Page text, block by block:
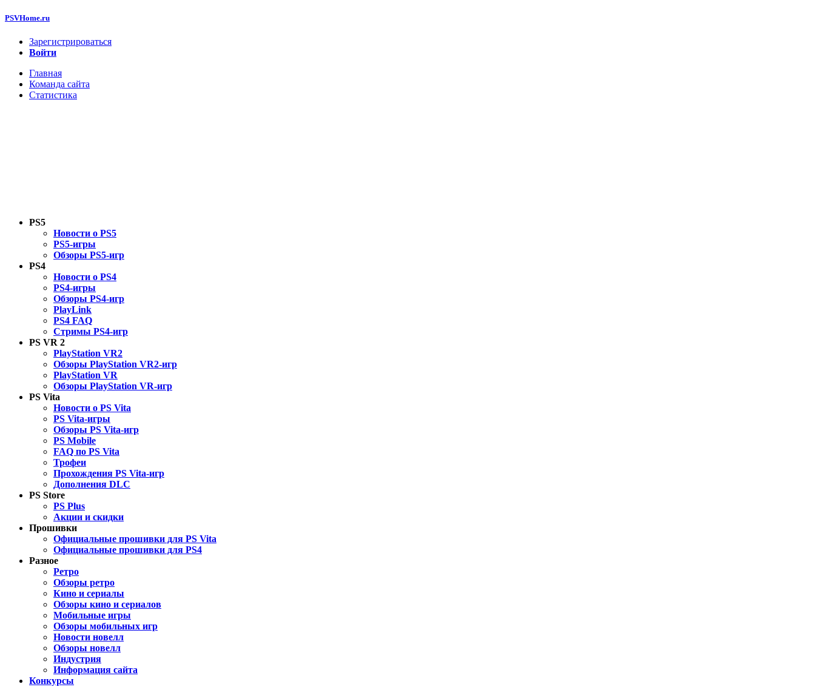
PSVHome.ru
Зарегистрироваться
Войти
Главная
Команда сайта
Статистика
PS5
Новости о PS5
PS5-игры
Обзоры PS5-игр
PS4
Новости о PS4
PS4-игры
Обзоры PS4-игр
PlayLink
PS4 FAQ
Стримы PS4-игр
PS VR 2
PlayStation VR2
Обзоры PlayStation VR2-игр
PlayStation VR
Обзоры PlayStation VR-игр
PS Vita
Новости о PS Vita
PS Vita-игры
Обзоры PS Vita-игр
PS Mobile
FAQ по PS Vita
Трофеи
Прохождения PS Vita-игр
Дополнения DLC
PS Store
PS Plus
Акции и скидки
Прошивки
Официальные прошивки для PS Vita
Официальные прошивки для PS4
Разное
Ретро
Обзоры ретро
Кино и сериалы
Обзоры кино и сериалов
Мобильные игры
Обзоры мобильных игр
Новости новелл
Обзоры новелл
Индустрия
Информация сайта
Конкурсы